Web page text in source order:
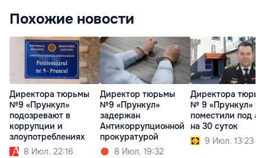
Похожие новости
Директора тюрьмы
№9 «Прункул»
подозревают в
коррупции и
злоупотреблениях
8 Июл. 22:16
Директор тюрьмы
№9 «Прункул»
задержан
Антикоррупционной
прокуратурой
8 Июл. 19:32
Директора
№ 9 «Прункул»
поместили под
на 30 суток
9 Июл. 13:23